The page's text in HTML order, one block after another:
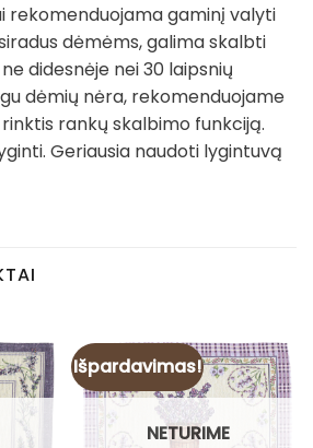
rekomenduojama gaminį valyti
dėmėms, galima skalbti
didesnėje nei 30 laipsnių
dėmių nėra, rekomenduojame
rankų skalbimo funkciją.
Geriausia naudoti lygintuvą
Išpardavimas!
NETURIME